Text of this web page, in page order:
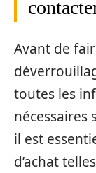
Avant de
toutes les
nécessaires
il est
d’achat